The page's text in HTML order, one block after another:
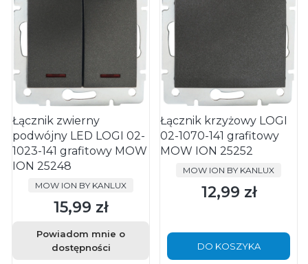
Łącznik zwierny
podwójny LED LOGI 02-
1023-141 grafitowy MOW
ION 25248
PRODUCENT
MOW ION BY KANLUX
Cena
15,99 zł
Powiadom mnie o
dostępności
Łącznik krzyżowy LOGI
02-1070-141 grafitowy
MOW ION 25252
PRODUCENT
MOW ION BY KANLUX
Cena
12,99 zł
DO KOSZYKA